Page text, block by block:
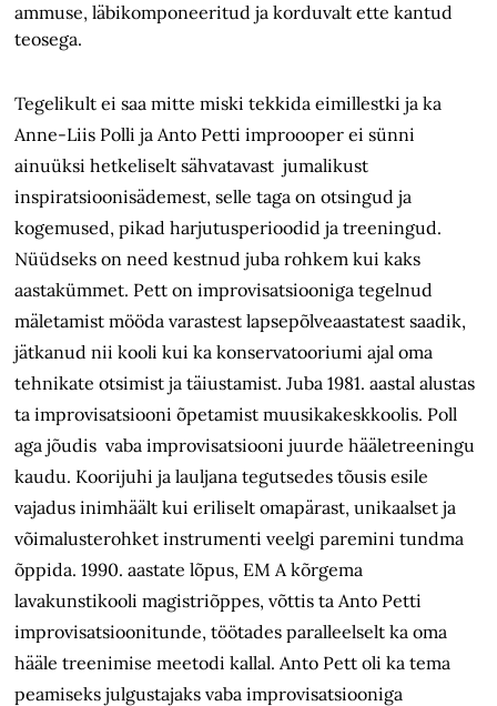
ammuse, läbikomponeeritud ja korduvalt ette kantud
teosega.
Tegelikult ei saa mitte miski tekkida eimillestki ja ka
Anne-Liis Polli ja Anto Petti improooper ei sünni
ainuüksi hetkeliselt sähvatavast jumalikust
inspiratsioonisädemest, selle taga on otsingud ja
kogemused, pikad harjutusperioodid ja treeningud.
Nüüdseks on need kestnud juba rohkem kui kaks
aastakümmet. Pett on improvisatsiooniga tegelnud
mäletamist mööda varastest lapsepõlveaastatest saadik,
jätkanud nii kooli kui ka konservatooriumi ajal oma
tehnikate otsimist ja täiustamist. Juba 1981. aastal alustas
ta improvisatsiooni õpetamist muusikakeskkoolis. Poll
aga jõudis vaba improvisatsiooni juurde hääletreeningu
kaudu. Koorijuhi ja lauljana tegutsedes tõusis esile
vajadus inimhäält kui eriliselt omapärast, unikaalset ja
võimalusterohket instrumenti veelgi paremini tundma
õppida. 1990. aastate lõpus, EM A kõrgema
lavakunstikooli magistriõppes, võttis ta Anto Petti
improvisatsioonitunde, töötades paralleelselt ka oma
hääle treenimise meetodi kallal. Anto Pett oli ka tema
peamiseks julgustajaks vaba improvisatsiooniga